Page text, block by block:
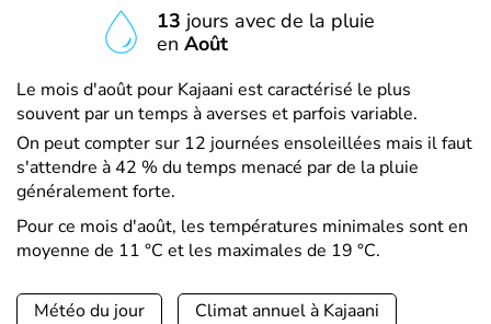
13 jours avec de la pluie
enAoût
Le mois d'août pour Kajaani est caractérisé le plus
souvent par un temps à averses et parfois variable.
On peut compter sur 12 journées ensoleillées mais il faut
s'attendre à 42 % du temps menacé par de la pluie
généralement forte.
Pour ce mois d'août, les températures minimales sont en
moyenne de 11 °C et les maximales de 19 °C.
Météo du jour
Climat annuel à Kajaani